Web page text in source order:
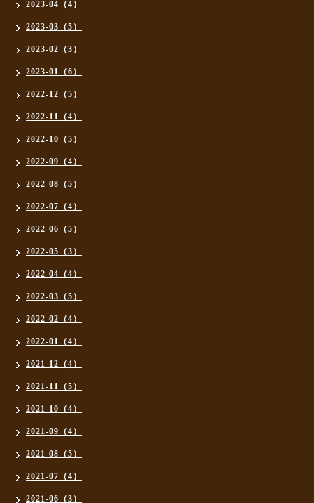
2023-04（4）
2023-03（5）
2023-02（3）
2023-01（6）
2022-12（5）
2022-11（4）
2022-10（5）
2022-09（4）
2022-08（5）
2022-07（4）
2022-06（5）
2022-05（3）
2022-04（4）
2022-03（5）
2022-02（4）
2022-01（4）
2021-12（4）
2021-11（5）
2021-10（4）
2021-09（4）
2021-08（5）
2021-07（4）
2021-06（3）